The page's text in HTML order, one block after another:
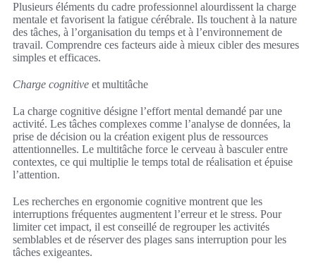
Plusieurs éléments du cadre professionnel alourdissent la charge
mentale et favorisent la fatigue cérébrale. Ils touchent à la nature
des tâches, à l’organisation du temps et à l’environnement de
travail. Comprendre ces facteurs aide à mieux cibler des mesures
simples et efficaces.
Charge cognitive et multitâche
La charge cognitive désigne l’effort mental demandé par une
activité. Les tâches complexes comme l’analyse de données, la
prise de décision ou la création exigent plus de ressources
attentionnelles. Le multitâche force le cerveau à basculer entre
contextes, ce qui multiplie le temps total de réalisation et épuise
l’attention.
Les recherches en ergonomie cognitive montrent que les
interruptions fréquentes augmentent l’erreur et le stress. Pour
limiter cet impact, il est conseillé de regrouper les activités
semblables et de réserver des plages sans interruption pour les
tâches exigeantes.